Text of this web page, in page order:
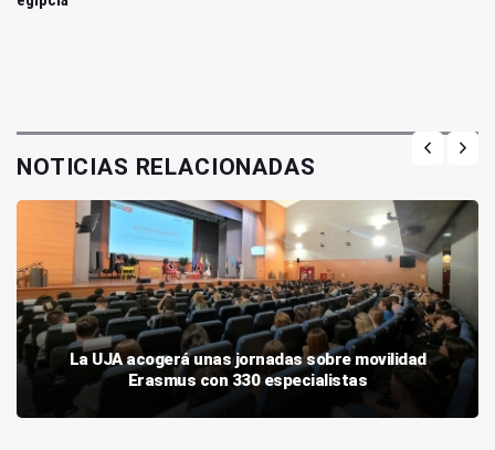
NOTICIAS RELACIONADAS
La UJA acogerá unas jornadas sobre movilidad
Erasmus con 330 especialistas